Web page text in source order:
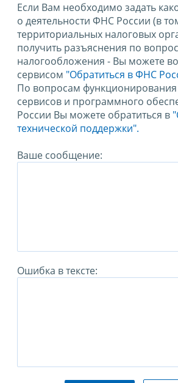
Если Вам необходимо задать
о деятельности ФНС России (в
территориальных налоговых
получить разъяснения по
налогообложения - Вы можете
сервисом "Обратиться в ФНС
По вопросам функционирования
сервисов и программного
России Вы можете обратиться в
технической поддержки".
Ваше сообщение:
Ошибка в тексте: